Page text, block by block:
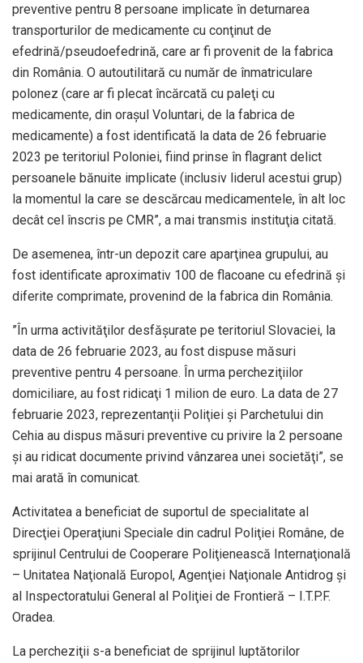
preventive pentru 8 persoane implicate în deturnarea
transporturilor de medicamente cu conţinut de
efedrină/pseudoefedrină, care ar fi provenit de la fabrica
din România. O autoutilitară cu număr de înmatriculare
polonez (care ar fi plecat încărcată cu paleţi cu
medicamente, din oraşul Voluntari, de la fabrica de
medicamente) a fost identificată la data de 26 februarie
2023 pe teritoriul Poloniei, fiind prinse în flagrant delict
persoanele bănuite implicate (inclusiv liderul acestui grup)
la momentul la care se descărcau medicamentele, în alt loc
decât cel înscris pe CMR”, a mai transmis instituţia citată.
De asemenea, într-un depozit care aparţinea grupului, au
fost identificate aproximativ 100 de flacoane cu efedrină şi
diferite comprimate, provenind de la fabrica din România.
”În urma activităţilor desfăşurate pe teritoriul Slovaciei, la
data de 26 februarie 2023, au fost dispuse măsuri
preventive pentru 4 persoane. În urma percheziţiilor
domiciliare, au fost ridicaţi 1 milion de euro. La data de 27
februarie 2023, reprezentanţii Poliţiei şi Parchetului din
Cehia au dispus măsuri preventive cu privire la 2 persoane
şi au ridicat documente privind vânzarea unei societăţi”, se
mai arată în comunicat.
Activitatea a beneficiat de suportul de specialitate al
Direcţiei Operaţiuni Speciale din cadrul Poliţiei Române, de
sprijinul Centrului de Cooperare Poliţienească Internaţională
– Unitatea Naţională Europol, Agenţiei Naţionale Antidrog şi
al Inspectoratului General al Poliţiei de Frontieră – I.T.P.F.
Oradea.
La percheziţii s-a beneficiat de sprijinul luptătorilor